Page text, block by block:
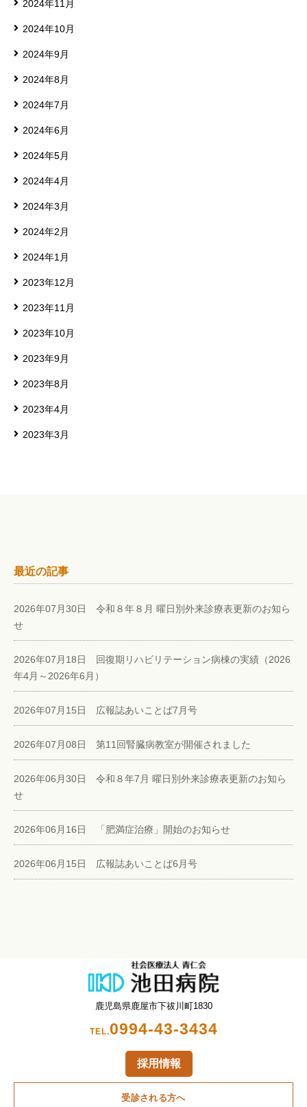
2024年11月
2024年10月
2024年9月
2024年8月
2024年7月
2024年6月
2024年5月
2024年4月
2024年3月
2024年2月
2024年1月
2023年12月
2023年11月
2023年10月
2023年9月
2023年8月
2023年4月
2023年3月
最近の記事
2026年07月30日 令和８年８月 曜日別外来診療表更新のお知ら
せ
2026年07月18日 回復期リハビリテーション病棟の実績（2026
年4月～2026年6月）
2026年07月15日 広報誌あいことば7月号
2026年07月08日 第11回腎臓病教室が開催されました
2026年06月30日 令和８年7月 曜日別外来診療表更新のお知ら
せ
2026年06月16日 「肥満症治療」開始のお知らせ
2026年06月15日 広報誌あいことば6月号
鹿児島県鹿屋市下祓川町1830
TEL.0994-43-3434
採用情報
受診される方へ